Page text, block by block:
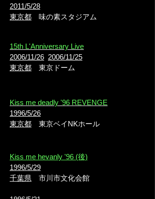
2011/5/28
東京都 味の素スタジアム
15th L'Anniversary Live
2006/11/26 2006/11/25
東京都 東京ドーム
Kiss me deadly '96 REVENGE
1996/5/26
東京都 東京ベイNKホール
Kiss me hevanly '96 (後)
1996/5/29
千葉県 市川市文化会館